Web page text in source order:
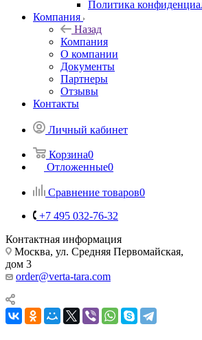
Политика
Компания
Назад
Компания
О компании
Документы
Партнеры
Отзывы
Контакты
Личный кабинет
Корзина0
Отложенные0
Сравнение товаров0
+7 495 032-76-32
Контактная информация
Москва, ул. Средняя Первомайская,
дом 3
order@verta-tara.com